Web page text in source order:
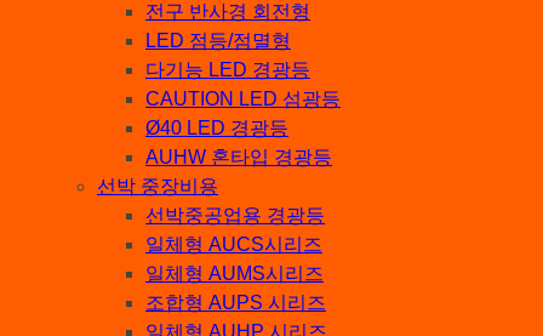
전구 반사경 회전형
LED 점등/점멸형
다기능 LED 경광등
CAUTION LED 섬광등
Ø40 LED 경광등
AUHW 혼타입 경광등
선박 중장비용
선박중공업용 경광등
일체형 AUCS시리즈
일체형 AUMS시리즈
조합형 AUPS 시리즈
일체형 AUHP 시리즈